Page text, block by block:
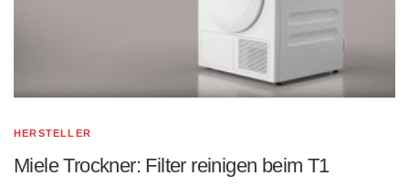
HERSTELLER
Miele Trockner: Filter reinigen beim T1